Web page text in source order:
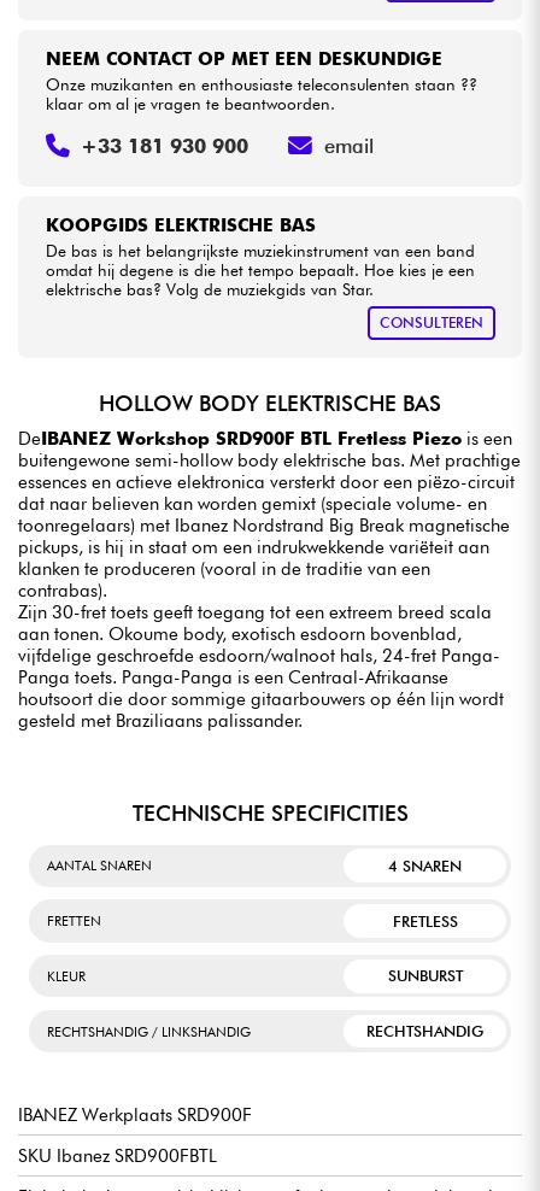
KOOPGIDS ELEKTRISCHE BAS
De bas is het belangrijkste muziekinstrument van een band
omdat hij degene is die het tempo bepaalt. Hoe kies je een
elektrische bas? Volg de muziekgids van Star.
CONSULTEREN
NEEM CONTACT OP MET EEN DESKUNDIGE
Onze muzikanten en enthousiaste teleconsulenten staan ??
klaar om al je vragen te beantwoorden.
+33 181 930 900 email
HOLLOW BODY ELEKTRISCHE BAS
DeIBANEZ Workshop SRD900F BTL Fretless Piezo is een
buitengewone semi-hollow body elektrische bas. Met prachtige
essences en actieve elektronica versterkt door een piëzo-circuit
dat naar believen kan worden gemixt (speciale volume- en
toonregelaars) met Ibanez Nordstrand Big Break magnetische
pickups, is hij in staat om een indrukwekkende variëteit aan
klanken te produceren (vooral in de traditie van een
contrabas).
Zijn 30-fret toets geeft toegang tot een extreem breed scala
aan tonen. Okoume body, exotisch esdoorn bovenblad,
vijfdelige geschroefde esdoorn/walnoot hals, 24-fret Panga-
Panga toets. Panga-Panga is een Centraal-Afrikaanse
houtsoort die door sommige gitaarbouwers op één lijn wordt
gesteld met Braziliaans palissander.
TECHNISCHE SPECIFICITIES
AANTAL SNAREN 4 SNAREN
FRETTEN FRETLESS
KLEUR SUNBURST
RECHTSHANDIG / LINKSHANDIG RECHTSHANDIG
IBANEZ Werkplaats SRD900F
SKU Ibanez SRD900FBTL